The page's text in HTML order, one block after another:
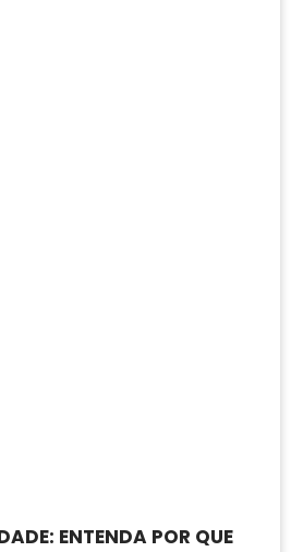
ENTENDA POR QUE